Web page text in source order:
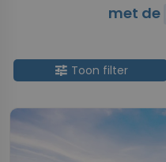
met de
tune Toon filter